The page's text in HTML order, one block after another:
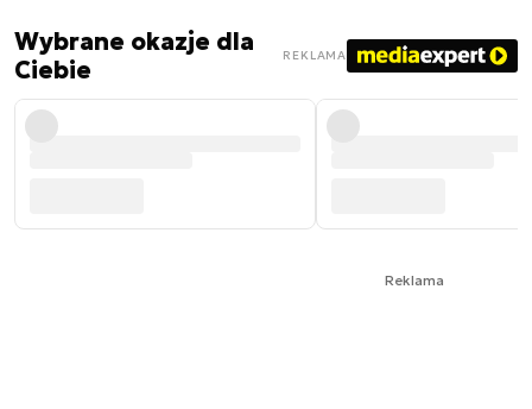
Wybrane okazje dla
Ciebie
REKLAMA
Reklama